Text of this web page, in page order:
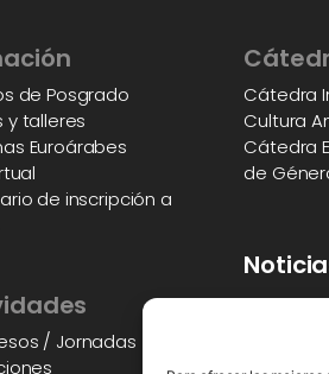
de Posgrado
y talleres
Euroárabes
de inscripción a
/ Jornadas
Cátedra
Cultura
Cátedra
de